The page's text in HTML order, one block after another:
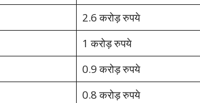
2.6 करोड़ रुपये
1 करोड़ रुपये
0.9 करोड़ रुपये
0.8 करोड़ रुपये